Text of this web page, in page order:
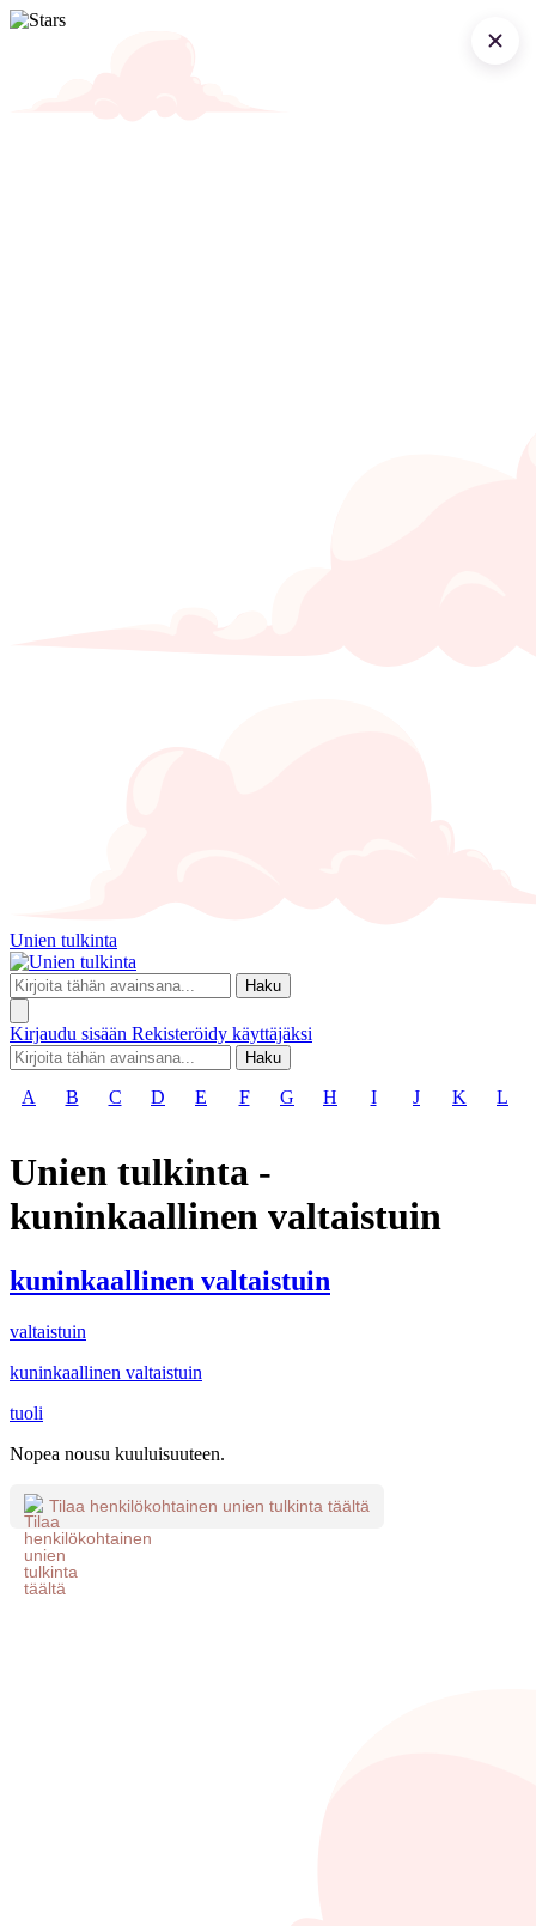
Unien tulkinta
Haku
Kirjaudu sisään Rekisteröidy käyttäjäksi
Haku
A B C D E F G H I J K L
Unien tulkinta -
kuninkaallinen valtaistuin
kuninkaallinen valtaistuin
valtaistuin
kuninkaallinen valtaistuin
tuoli
Nopea nousu kuuluisuuteen.
Tilaa henkilökohtainen unien tulkinta täältä